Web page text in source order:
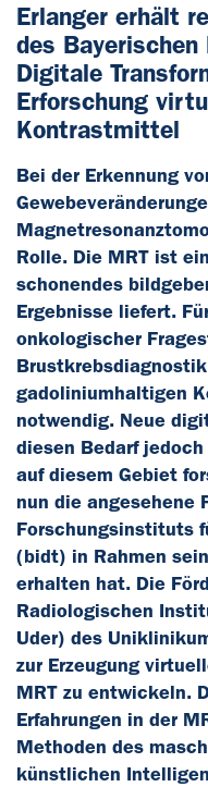
Erlanger erhält
des
Digitale
Erforschung
Kontrastmittel
Bei der Erkennung
Rolle. Die MRT ist
schonendes
Ergebnisse liefert.
onkologischer
gadoliniumhaltigen
notwendig. Neue
diesen Bedarf
auf diesem Gebiet
nun die angesehene
Forschungsinstituts
(bidt) in Rahmen
erhalten hat. Die
Radiologischen
Uder) des
zur Erzeugung
MRT zu entwickeln.
Erfahrungen in der
Methoden des
künstlichen